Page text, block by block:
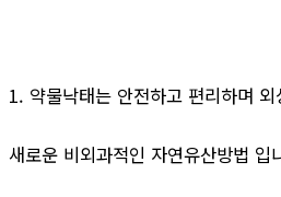
1. 약물낙태는 안전하고 편리하며
새로운 비외과적인 자연유산방법 입